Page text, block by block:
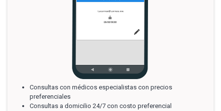
Consultas con médicos especialistas con precios
preferenciales
Consultas a domicilio 24/7 con costo preferencial